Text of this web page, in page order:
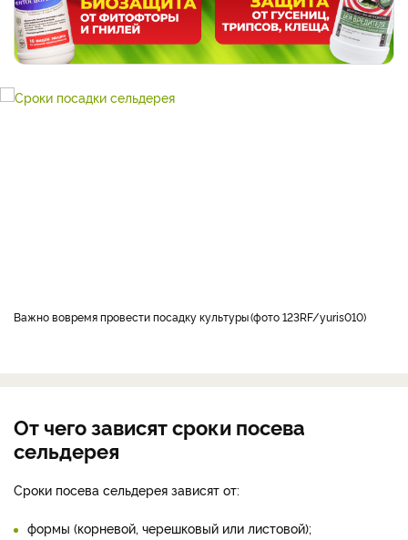
Важно вовремя провести посадку культуры фото 123RF/yuris010
От чего зависят сроки посева
сельдерея
Сроки посева сельдерея зависят от:
формы (корневой, черешковый или листовой);